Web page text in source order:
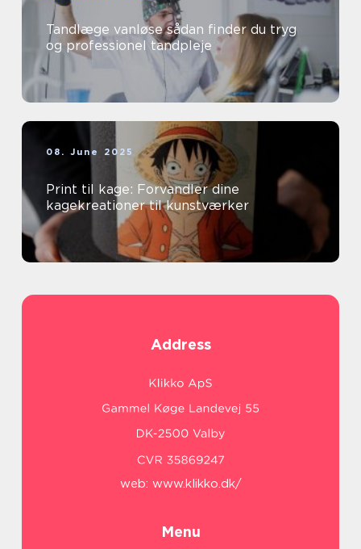
Tandlæge vanløse sådan finder du tryg
og professionel tandpleje
08. June 2025
Print til kage: Forvandler dine
kagekreationer til kunstværker
Address
web: www.klikko.dk/
Menu